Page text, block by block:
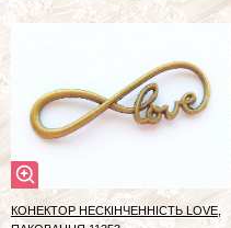
КОНЕКТОР НЕСКІНЧЕННІСТЬ LOVE,